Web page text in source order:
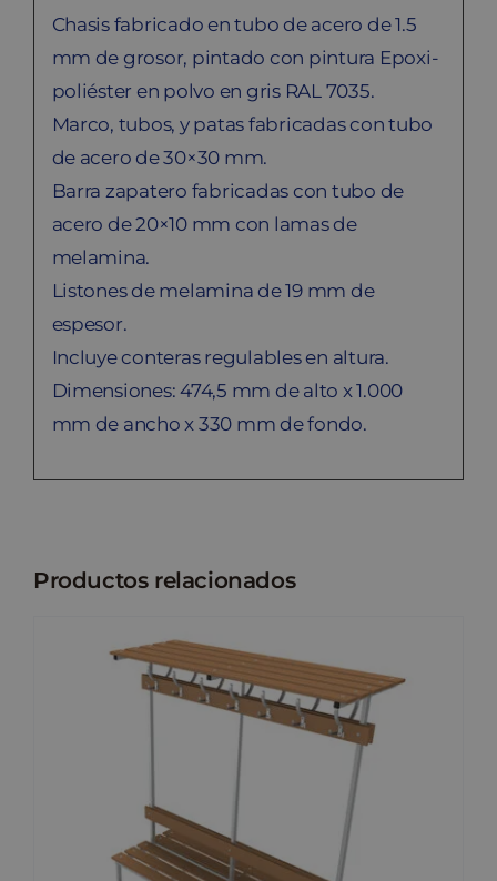
Chasis fabricado en tubo de acero de 1.5
mm de grosor, pintado con pintura Epoxi-
poliéster en polvo en gris RAL 7035.
Marco, tubos, y patas fabricadas con tubo
de acero de 30×30 mm.
Barra zapatero fabricadas con tubo de
acero de 20×10 mm con lamas de
melamina.
Listones de melamina de 19 mm de
espesor.
Incluye conteras regulables en altura.
Dimensiones: 474,5 mm de alto x 1.000
mm de ancho x 330 mm de fondo.
Productos relacionados